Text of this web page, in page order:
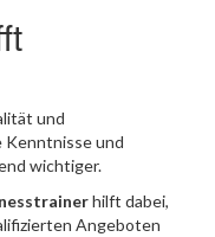
und
und
wichtiger.
hilft dabei,
Angeboten